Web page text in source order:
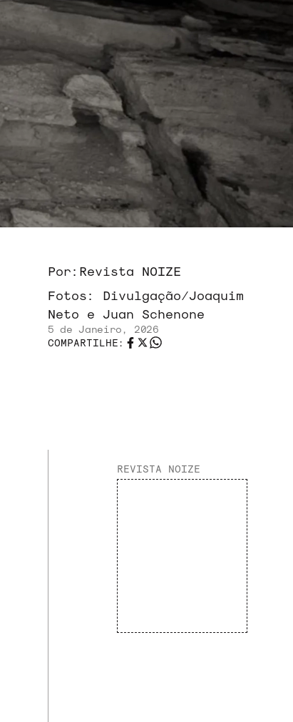
Por: Revista NOIZE
Fotos: Divulgação/Joaquim
Neto e Juan Schenone
5 de Janeiro, 2026
COMPARTILHE:
REVISTA NOIZE